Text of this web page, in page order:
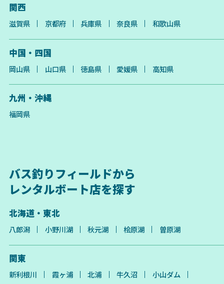
関西
滋賀県 京都府 兵庫県 奈良県 和歌山県
中国・四国
岡山県 山口県 徳島県 愛媛県 高知県
九州・沖縄
福岡県
バス釣りフィールドから
レンタルボート店を探す
北海道・東北
八郎潟 小野川湖 秋元湖 桧原湖 曽原湖
関東
新利根川 霞ヶ浦 北浦 牛久沼
小山ダム